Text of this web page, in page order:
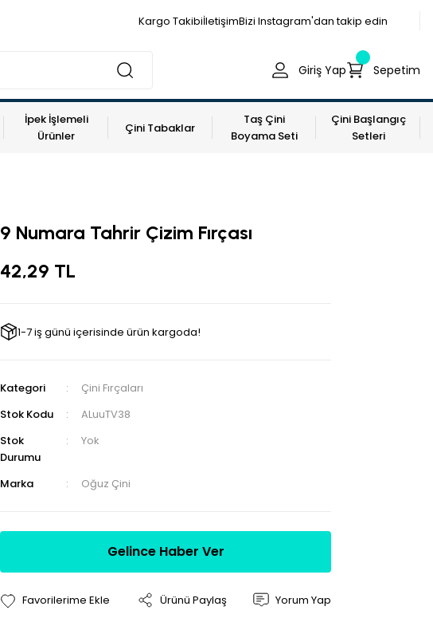
Kargo TakibiİletişimBizi Instagram'dan takip edin
Giriş Yap Sepetim
İpek İşlemeli
Ürünler
Çini Tabaklar
Taş Çini
Boyama Seti
Çini Başlangıç
Setleri
9 Numara Tahrir Çizim Fırçası
42,29 TL
1-7 iş günü içerisinde ürün kargoda!
Kategori
Çini Fırçaları
Stok Kodu
ALuuTV38
Stok
Durumu
Yok
Marka Oğuz Çini
Gelince Haber Ver
Ürünü Paylaş Yorum Yap